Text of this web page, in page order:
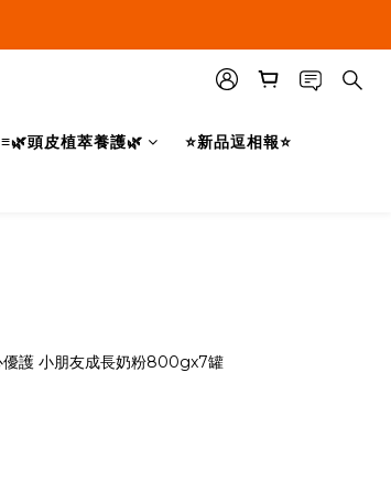
≡🌿頭皮植萃養護🌿 ⭐新品逗相報⭐